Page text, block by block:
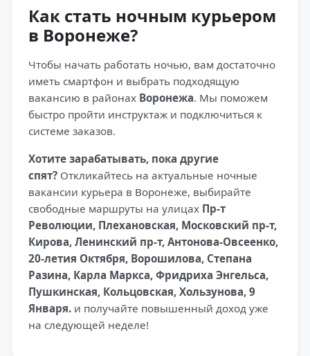
Как стать ночным курьером
в Воронеже?
Чтобы начать работать ночью, вам достаточно
иметь смартфон и выбрать подходящую
вакансию в районах Воронежа. Мы поможем
быстро пройти инструктаж и подключиться к
системе заказов.
Хотите зарабатывать, пока другие
спят? Откликайтесь на актуальные ночные
вакансии курьера в Воронеже, выбирайте
свободные маршруты на улицах Пр-т
Революции, Плехановская, Московский пр-т,
Кирова, Ленинский пр-т, Антонова-Овсеенко,
20-летия Октября, Ворошилова, Степана
Разина, Карла Маркса, Фридриха Энгельса,
Пушкинская, Кольцовская, Хользунова, 9
Января. и получайте повышенный доход уже
на следующей неделе!